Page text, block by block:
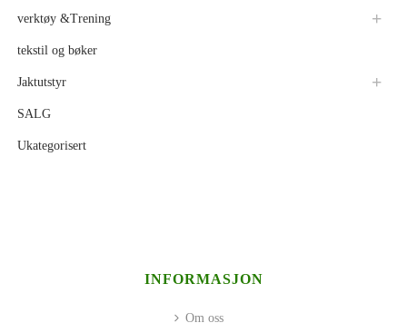
verktøy &Trening
tekstil og bøker
Jaktutstyr
SALG
Ukategorisert
INFORMASJON
Om oss